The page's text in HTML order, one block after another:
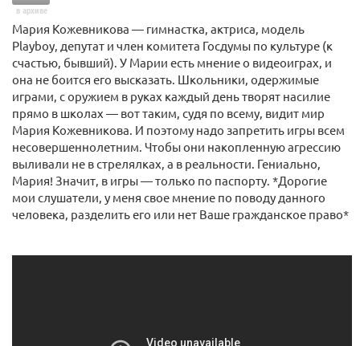
в архиве
Мария Кожевникова — гимнастка, актриса, модель
Playboy, депутат и член комитета Госдумы по культуре (к
счастью, бывший). У Марии есть мнение о видеоиграх, и
она не боится его высказать. Школьники, одержимые
играми, с оружием в руках каждый день творят насилие
прямо в школах — вот таким, судя по всему, видит мир
Мария Кожевникова. И поэтому надо запретить игры всем
несовершеннолетним. Чтобы они накопленную агрессию
выливали не в стрелялках, а в реальности. Гениально,
Мария! Значит, в игры — только по паспорту. *Дорогие
мои слушатели, у меня свое мнение по поводу данного
человека, разделить его или нет Ваше гражданское право*